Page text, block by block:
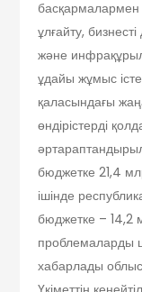
басқармалармен
ұлғайту,
және
ұдайы жұмыс
қаласындағы
өндірістерді
бюджетке 21,4
ішінде
бюджетке – 14,2
проблемаларды
хабарлады